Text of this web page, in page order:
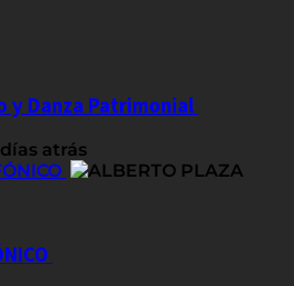
y Danza Patrimonial
atrás